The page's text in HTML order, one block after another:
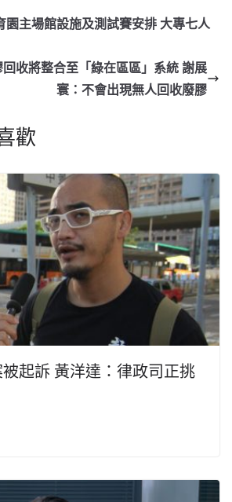
園主場館設施及測試賽安排 大專七人
收將整合至「綠在區區」系統 謝展
寰：不會出現無人回收廢膠
歡
起訴 黃洋達：律政司正挑